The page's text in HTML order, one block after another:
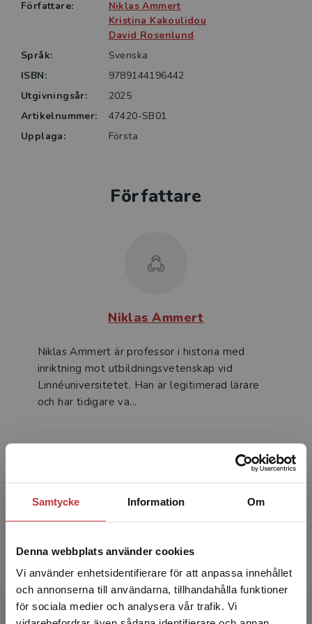
Samtycke Information Om
Denna webbplats använder cookies
Vi använder enhetsidentifierare för att anpassa innehållet
och annonserna till användarna, tillhandahålla funktioner
för sociala medier och analysera vår trafik. Vi
Författare:
Niklas Ammert
Kristina Kakoulidou
David Rosenlund
Språk:
Svenska
ISBN:
9789144196442
Utgivningsår:
2025
Artikelnummer:
47420-SB01
Upplaga:
Första
Författare
Niklas Ammert
Niklas Ammert är professor i historia med
inriktning mot utbildningsvetenskap vid
Linnéuniversitetet. Han är legitimerad lärare
och har tidigare va...
Kristina Kakoulidou är universitetsadjunkt i
historia och forskarstuderande vid
Linnéuniversitetet. Hon är legitimerad lärare
och tidigare gymnasie...